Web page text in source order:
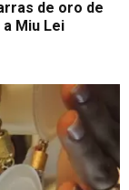
de oro de
Miu Lei